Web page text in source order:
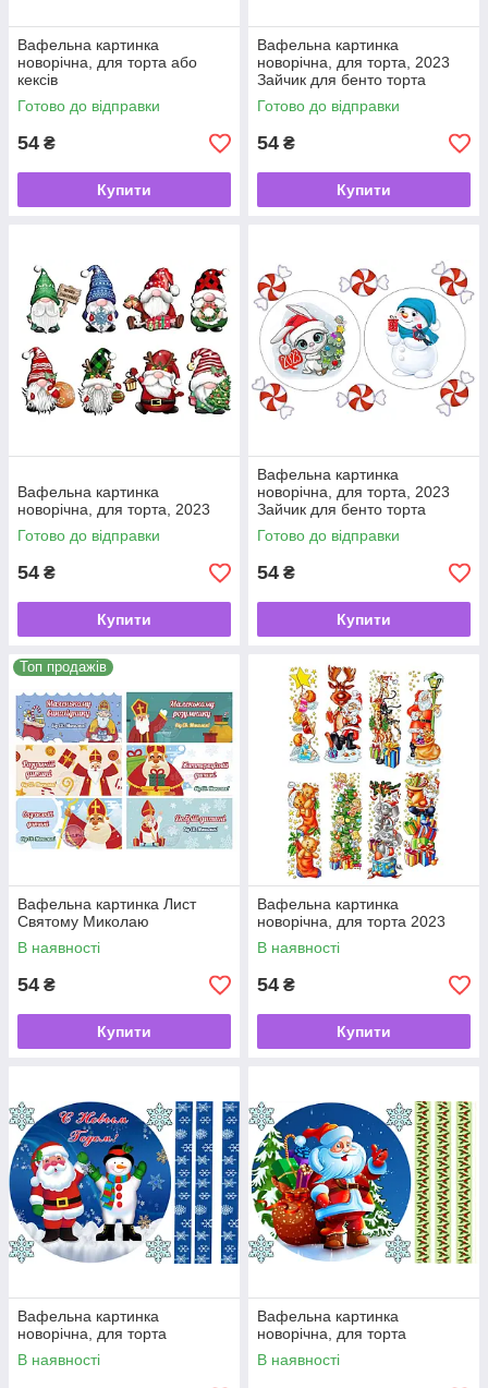
Вафельна картинка
новорічна, для торта або
кексів
Готово до відправки
54 ₴
Купити
Вафельна картинка
новорічна, для торта, 2023
Зайчик для бенто торта
Готово до відправки
54 ₴
Купити
Вафельна картинка
новорічна, для торта, 2023
Готово до відправки
54 ₴
Купити
Вафельна картинка
новорічна, для торта, 2023
Зайчик для бенто торта
Готово до відправки
54 ₴
Купити
Топ продажів
Вафельна картинка Лист
Святому Миколаю
В наявності
54 ₴
Купити
Вафельна картинка
новорічна, для торта 2023
В наявності
54 ₴
Купити
Вафельна картинка
новорічна, для торта
В наявності
Вафельна картинка
новорічна, для торта
В наявності